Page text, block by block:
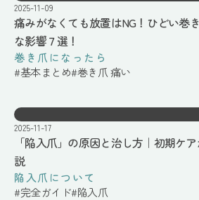
2025-11-09
痛みがなくても放置はNG！ひどい巻
な影響７選！
巻き爪になったら
#基本まとめ#巻き爪 痛い
2025-11-17
「陥入爪」の原因と治し方｜初期ケ
説
陥入爪について
#完全ガイド#陥入爪